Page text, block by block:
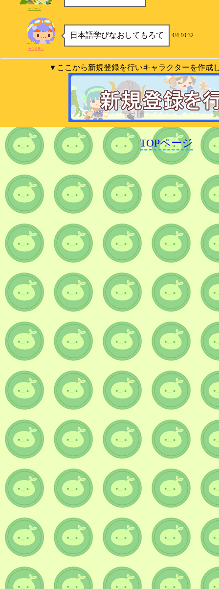
オリーブ
日本語学びなおしてもろて 4/4 10:32
みこち推し
▼ここから新規登録を行いキャラクターを作成
TOPページ